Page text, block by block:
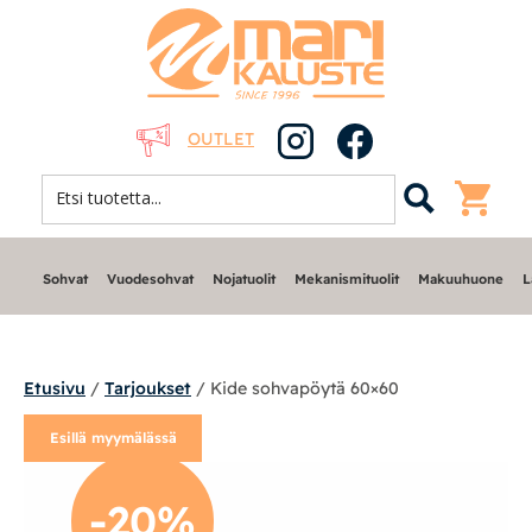
OUTLET
Sohvat
Nojatuolit
Sohvat Vuodesohvat Nojatuolit Mekanismituolit Makuuhuone
Etusivu / Tarjoukset / Kide sohvapöytä 60×60
Esillä myymälässä
-20%